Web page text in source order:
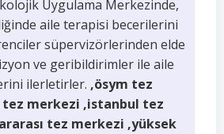
Uygulama Merkezinde,
aile terapisi becerilerini
süpervizörlerinden elde
ve geribildirimler ile aile
ilerletirler. ,ösym tez
merkezi ,istanbul tez
tez merkezi ,yüksek